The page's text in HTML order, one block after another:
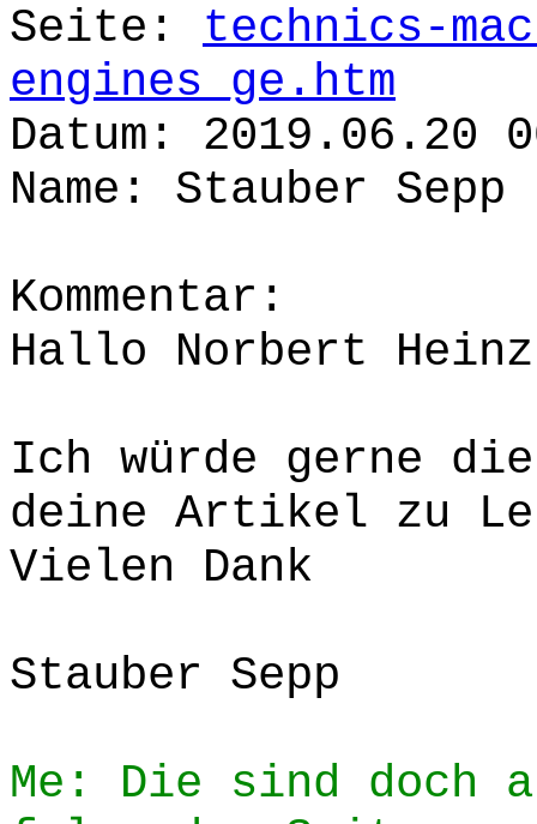
Seite: technics-
engines_ge.htm
Datum: 2019.06.20
Name: Stauber Sepp
Kommentar:
Hallo Norbert Heinz
Ich würde gerne die
deine Artikel zu
Vielen Dank
Stauber Sepp
Me: Die sind doch